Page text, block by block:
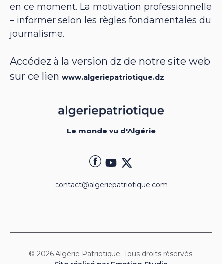
en ce moment. La motivation professionnelle
– informer selon les règles fondamentales du
journalisme.
Accédez à la version dz de notre site web
sur ce lien www.algeriepatriotique.dz
Le monde vu d'Algérie
contact@algeriepatriotique.com
© 2026 Algérie Patriotique. Tous droits réservés.